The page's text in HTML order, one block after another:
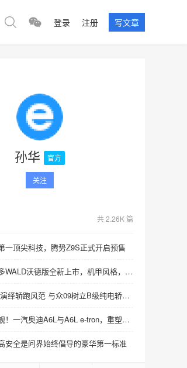
登录 注册 写文章
孙华 官方
关注
共 2.26K 篇
一顶尖科技，腾势Z9S正式开启预售
一汽丰田普拉多WALD沃德版全新上市，机甲风格，硬核来袭！
承袭狼系美学 演绎轿跑风范 与众09树立B级纯电轿跑美学新标杆
油电同智双旗舰！一汽奥迪A6L与A6L e-tron，重塑豪华C级新标准
安全是问界始终倡导的豪华第一标准